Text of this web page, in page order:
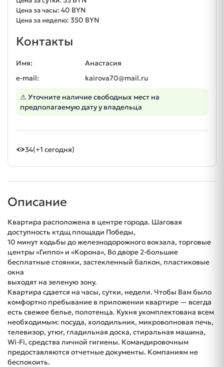
Цена за часы: 40 BYN
Цена за неделю: 350 BYN
Контакты
Имя:
Анастасия
e-mail:
kairova70@mail.ru
⚠ Уточните наличие свободных мест на
предполагаемую дату у владельца
34(+1 сегодня)
Описание
Квартира расположена в центре города. Шаговая
доступность ктдщ площади Победы,
10 минут ходьбы до железнодорожного вокзала, торговые
центры «Гиппо» и «Корона», Во дворе 2-большие
бесплатные стоянки, застекленный балкон, пластиковые
окна
выходят на зеленую зону.
Квартира сдается на часы, сутки, недели. Чтобы Вам было
комфортно пребывание в приложении квартире — всегда
есть свежее белье, полотенца. Кухня укомплектована всем
необходимым: посуда, холодильник, микроволновая печь,
телевизор, утюг, гладильная доска, стиральная машина,
Wi-Fi, средства личной гигиены. Командировочным
предоставляются отчетные документы. Компаниям не
беспокоить.